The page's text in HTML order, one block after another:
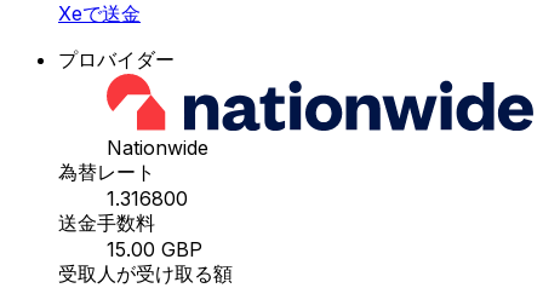
Xeで送金
プロバイダー
Nationwide
為替レート
1.316800
送金手数料
15.00 GBP
受取人が受け取る額